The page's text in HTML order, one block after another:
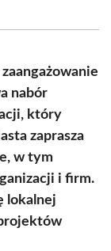
nabór
który
zaprasza
w tym
i firm.
lokalnej